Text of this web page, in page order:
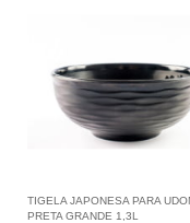
TIGELA JAPONESA PARA
PRETA GRANDE 1,3L